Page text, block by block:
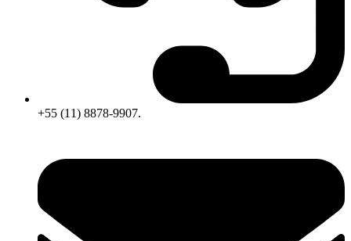
+55 (11) 8878-9907.